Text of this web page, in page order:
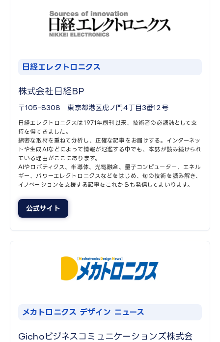
日経エレクトロニクス
株式会社日経BP
〒105-8308 東京都港区虎ノ門4丁目3番12号
日経エレクトロニクスは1971年創刊以来、技術者の必読誌として支
持を得てきました。
綿密な取材を重ねて分析し、正確な記事をお届けする。インターネッ
トや生成AIなどによって情報が氾濫する中でも、本誌が読み続けられ
ている理由がここにあります。
AIやロボティクス、半導体、光電融合、量子コンピューター、エネル
ギー、パワーエレクトロニクスなどをはじめ、旬の技術を読み解き、
イノベーションを支援する記事をこれからも発信してまいります。
公式サイト
メカトロニクス デザイン ニュース
Gichoビジネスコミュニケーションズ株式会